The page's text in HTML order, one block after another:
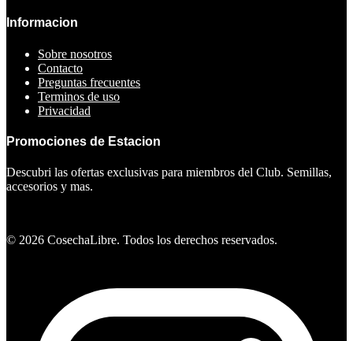
Informacion
Sobre nosotros
Contacto
Preguntas frecuentes
Terminos de uso
Privacidad
Promociones de Estacion
Descubri las ofertas exclusivas para miembros del Club. Semillas,
accesorios y mas.
© 2026 CosechaLibre. Todos los derechos reservados.